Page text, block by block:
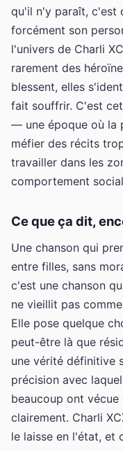
qu'il n'y paraît, c'est
forcément son
l'univers de Charli
rarement des
blessent, elles
fait souffrir. C'est
— une époque où la
méfier des récits
travailler dans les
comportement
Ce que ça dit,
Une chanson qui
entre filles, sans
c'est une chanson
ne vieillit pas
Elle pose quelque
peut-être là que
une vérité définitive
précision avec
beaucoup ont
clairement. Charli
le laisse en l'état, et